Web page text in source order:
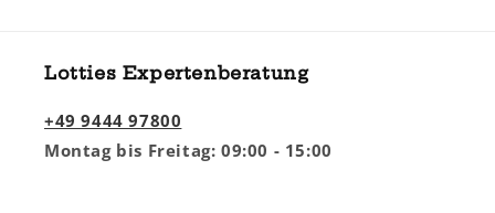
Lotties Expertenberatung
+49 9444 97800
Montag bis Freitag: 09:00 - 15:00